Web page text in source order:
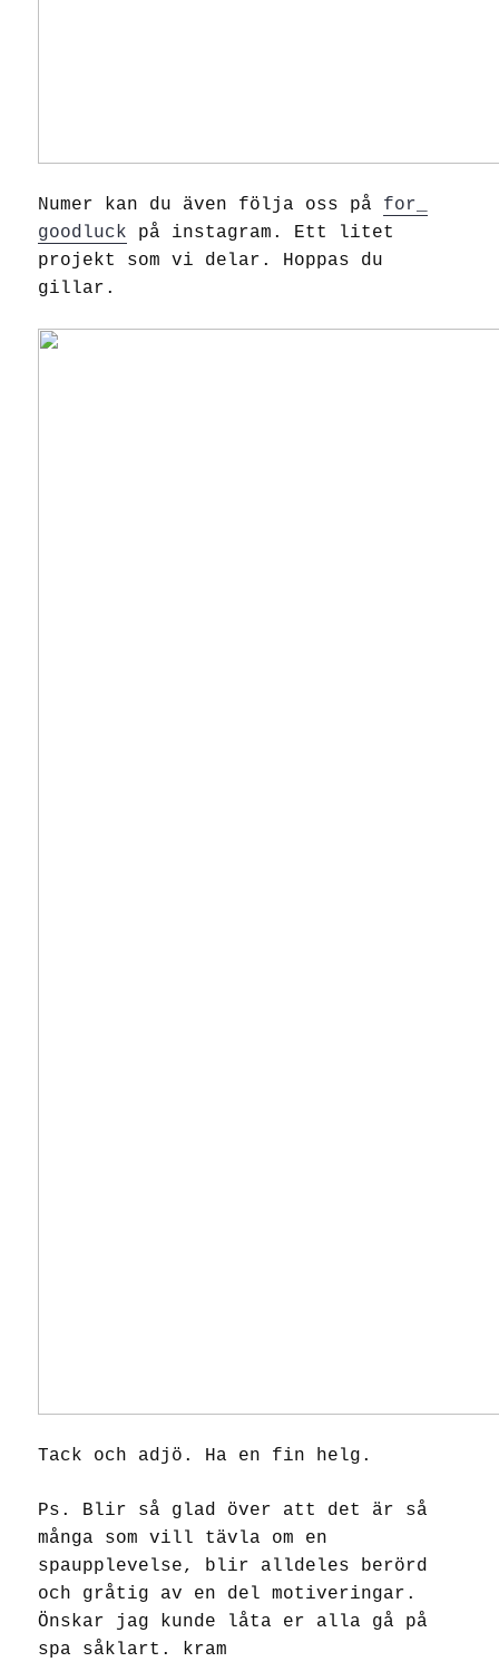
Numer kan du även följa oss på for_
goodluck på instagram. Ett litet
projekt som vi delar. Hoppas du
gillar.
Tack och adjö. Ha en fin helg.
Ps. Blir så glad över att det är så
många som vill tävla om en
spaupplevelse, blir alldeles berörd
och gråtig av en del motiveringar.
Önskar jag kunde låta er alla gå på
spa såklart. kram